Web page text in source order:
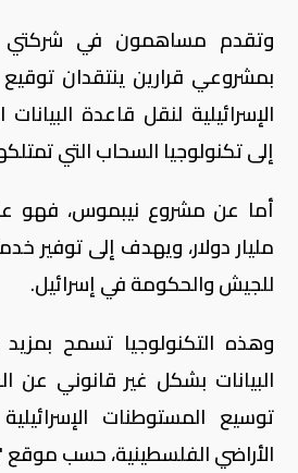
وتقدم مساهمون في شركتي
بمشروعي قرارين ينتقدان
الإسرائيلية لنقل قاعدة البيانات
إلى تكنولوجيا السحاب التي
مليار دولار، ويهدف إلى توفير
للجيش والحكومة في إسرائيل.
وهذه التكنولوجيا تسمح
البيانات بشكل غير قانوني عن
توسيع المستوطنات
الأراضي الفلسطينية، حسب موقع